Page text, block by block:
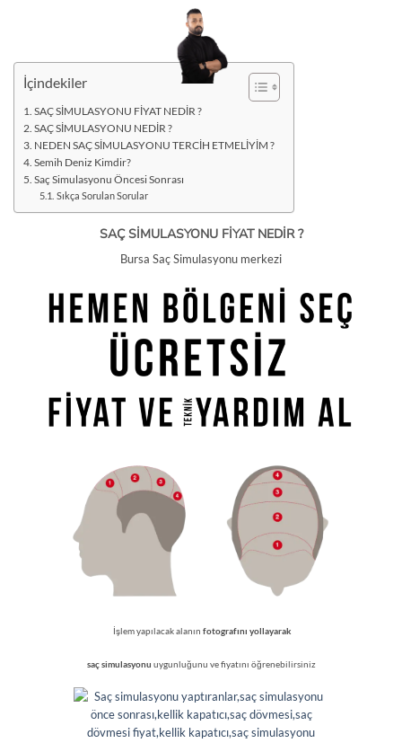
İçindekiler
SAÇ SİMULASYONU FİYAT NEDİR ?
SAÇ SİMULASYONU NEDİR ?
NEDEN SAÇ SİMULASYONU TERCİH ETMELİYİM ?
Semih Deniz Kimdir?
Saç Simulasyonu Öncesi Sonrası
Sıkça Sorulan Sorular
SAÇ SİMULASYONU FİYAT NEDİR ?
Bursa Saç Simulasyonu merkezi
İşlem yapılacak alanın fotografını yollayarak
saç simulasyonu uygunluğunu ve fiyatını öğrenebilirsiniz